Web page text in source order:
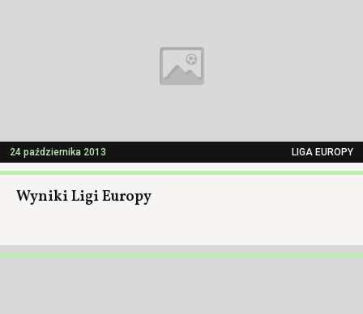
24 października 2013 LIGA EUROPY
Wyniki Ligi Europy